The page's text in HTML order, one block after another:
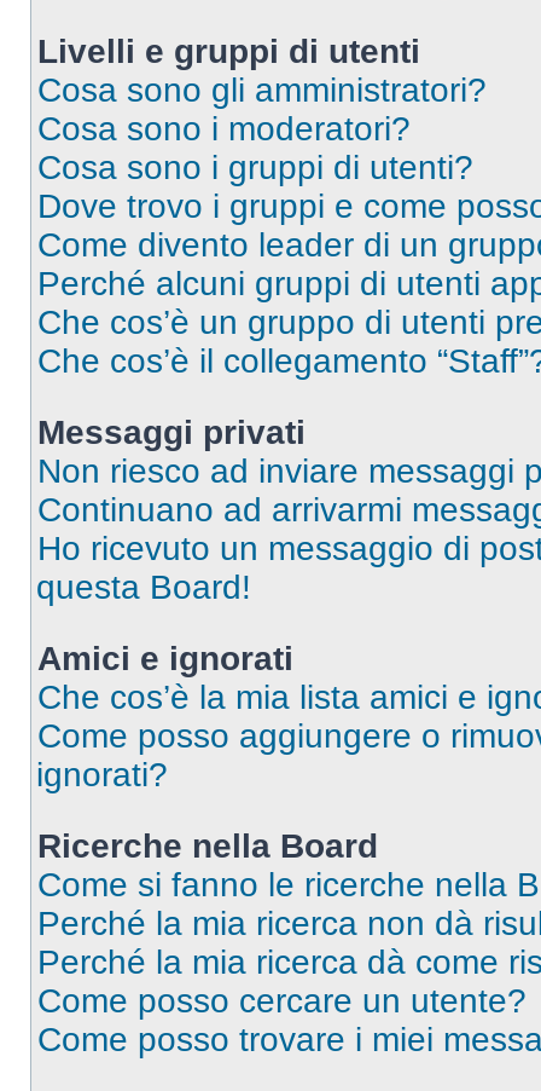
Livelli e gruppi di utenti
Cosa sono gli amministratori?
Cosa sono i moderatori?
Cosa sono i gruppi di utenti?
Dove trovo i gruppi e come
Come divento leader di un
Perché alcuni gruppi di utenti
Che cos’è un gruppo di utenti
Che cos’è il collegamento
Messaggi privati
Non riesco ad inviare messaggi
Continuano ad arrivarmi
Ho ricevuto un messaggio di
questa Board!
Amici e ignorati
Che cos’è la mia lista amici e
Come posso aggiungere o
ignorati?
Ricerche nella Board
Come si fanno le ricerche nella
Perché la mia ricerca non dà
Perché la mia ricerca dà come
Come posso cercare un utente?
Come posso trovare i miei